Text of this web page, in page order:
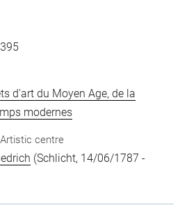
d'art du Moyen Age, de la
modernes
centre
(Schlicht, 14/06/1787 -